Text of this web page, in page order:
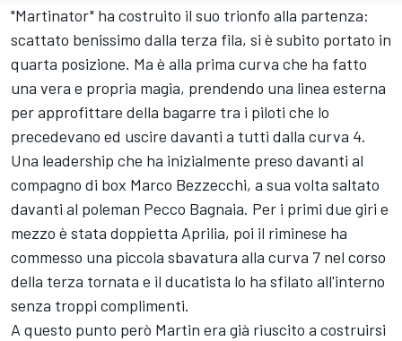
"Martinator" ha costruito il suo trionfo alla partenza:
scattato benissimo dalla terza fila, si è subito portato in
quarta posizione. Ma è alla prima curva che ha fatto
una vera e propria magia, prendendo una linea esterna
per approfittare della bagarre tra i piloti che lo
precedevano ed uscire davanti a tutti dalla curva 4.
Una leadership che ha inizialmente preso davanti al
compagno di box Marco Bezzecchi, a sua volta saltato
davanti al poleman Pecco Bagnaia. Per i primi due giri e
mezzo è stata doppietta Aprilia, poi il riminese ha
commesso una piccola sbavatura alla curva 7 nel corso
della terza tornata e il ducatista lo ha sfilato all'interno
senza troppi complimenti.
A questo punto però Martin era già riuscito a costruirsi